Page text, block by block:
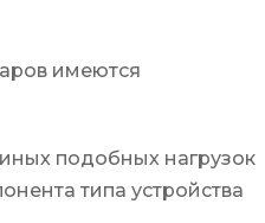
имеются
подобных нагрузок
типа устройства